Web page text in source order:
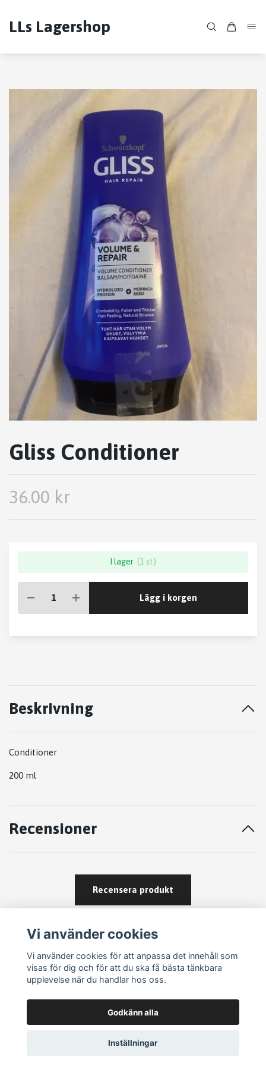
LLs Lagershop
Gliss Conditioner
36.00 kr
I lager (1 st)
Lägg i korgen
Beskrivning
Conditioner
200 ml
Recensioner
Recensera produkt
Om köp och returer
Vi använder cookies
Vi använder cookies för att anpassa det innehåll som
visas för dig och för att du ska få bästa tänkbara
upplevelse när du handlar hos oss.
Godkänn alla
Inställningar